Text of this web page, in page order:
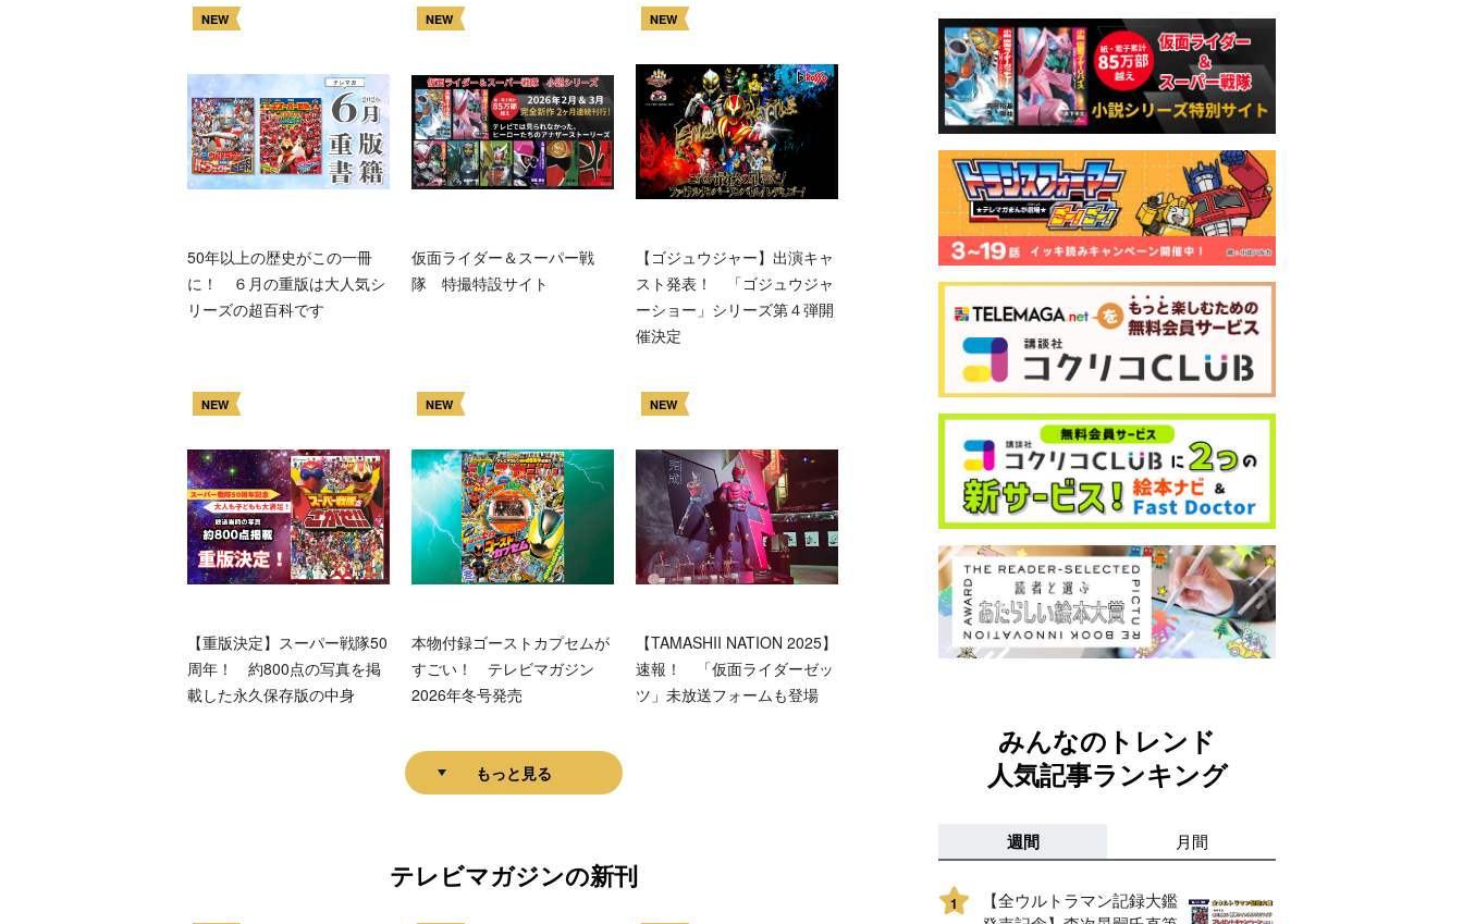
NEW
50年以上の歴史がこの一冊
に！ ６月の重版は大人気シ
リーズの超百科です
NEW
仮面ライダー＆スーパー戦
隊 特撮特設サイト
NEW
【ゴジュウジャー】出演キャ
スト発表！ 「ゴジュウジャ
ーショー」シリーズ第４弾開
催決定
NEW
【重版決定】スーパー戦隊50
周年！ 約800点の写真を掲
載した永久保存版の中身
NEW
本物付録ゴーストカプセムが
すごい！ テレビマガジン
2026年冬号発売
NEW
【TAMASHII NATION 2025】
速報！ 「仮面ライダーゼッ
ツ」未放送フォームも登場
もっと見る
テレビマガジンの新刊
みんなのトレンド
人気記事ランキング
週間 月間
1
【全ウルトラマン記録大鑑